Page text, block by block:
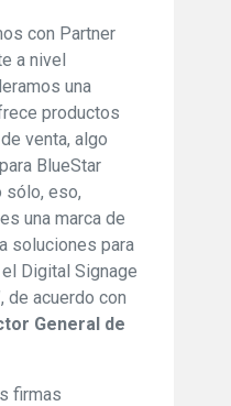
con Partner
a nivel
una
productos
venta, algo
BlueStar
sólo, eso,
una marca de
soluciones para
Digital Signage
de acuerdo con
General de
firmas